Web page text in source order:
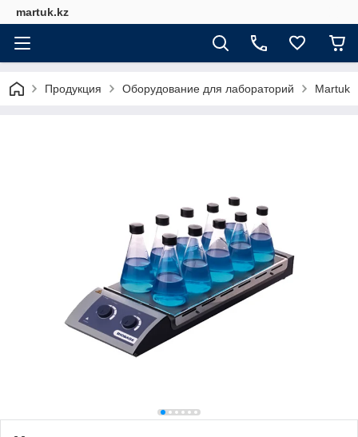
martuk.kz
Продукция Оборудование для лабораторий Martuk